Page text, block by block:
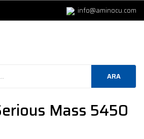
info@aminocu.com
ARA
Mass 5450